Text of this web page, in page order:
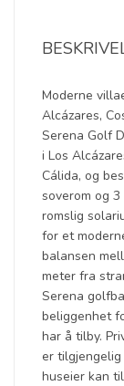
Moderne
Alcázares,
Serena Golf
i Los
Cálida, og
soverom og
romslig
for et
balansen
meter fra
Serena
beliggenhet
har å tilby.
er
huseier kan